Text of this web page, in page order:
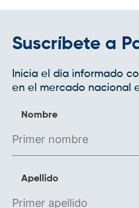
Suscríbete a
Inicia el día informado
en el mercado nacional
Nombre
Apellido